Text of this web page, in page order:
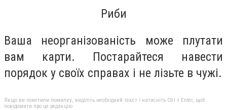
Риби
Ваша неорганізованість може плутати
вам карти. Постарайтеся навести
порядок у своїх справах і не лізьте в чужі.
Якщо ви помітили помилку, виділіть необхідний текст і натисніть Ctrl + Enter, щоб
повідомити про це редакцію